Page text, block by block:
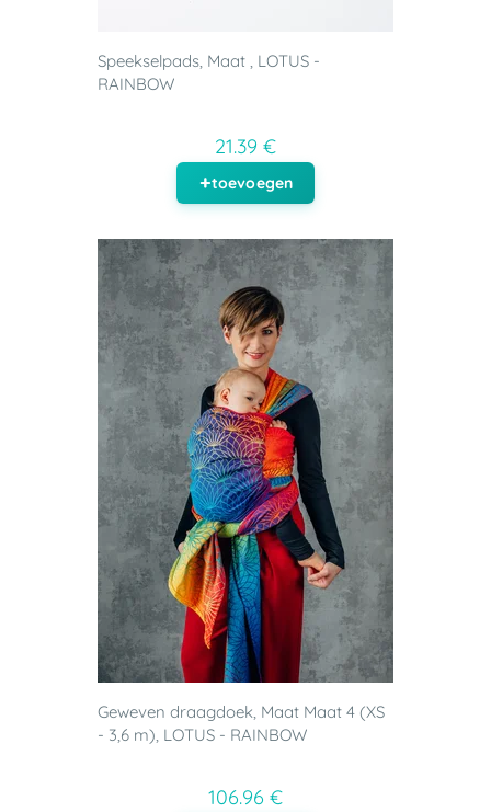
Speekselpads, Maat , LOTUS -
RAINBOW
21.39 €
toevoegen
Geweven draagdoek, Maat Maat 4 (XS
- 3,6 m), LOTUS - RAINBOW
106.96 €